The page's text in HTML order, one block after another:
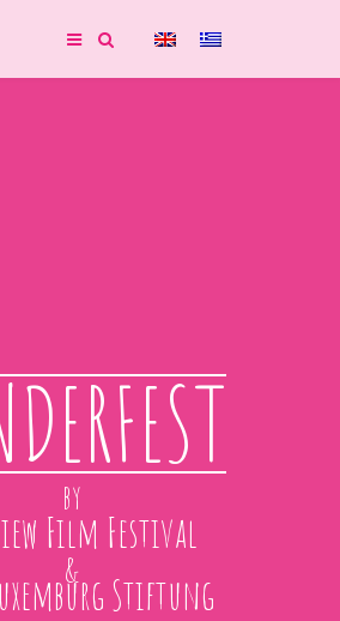
by
Film Festival
& Stiftung